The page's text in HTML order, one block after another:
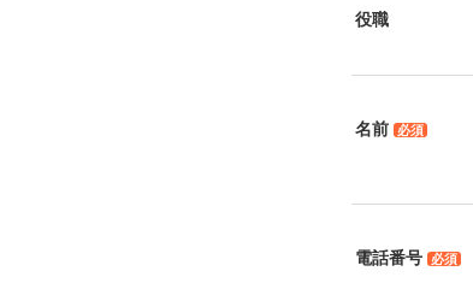
役職
名前 必須
電話番号 必須